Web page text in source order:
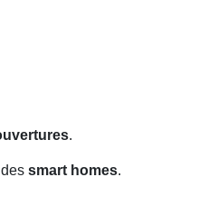
.
smart homes.